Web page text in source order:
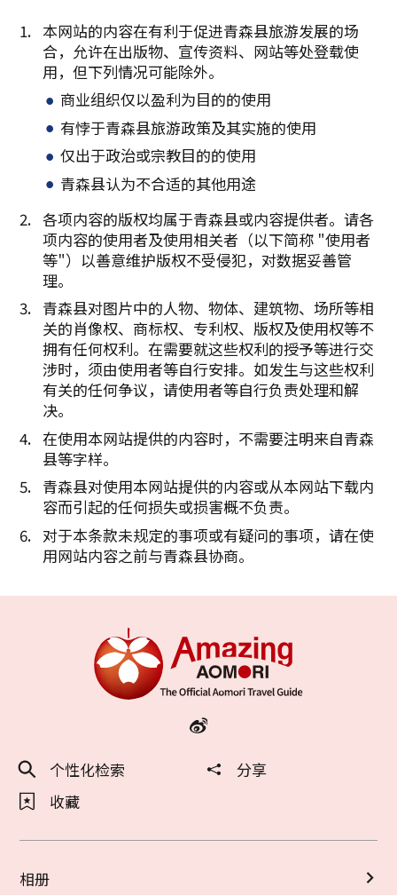
本网站的内容在有利于促进青森县旅游发展的场
合，允许在出版物、宣传资料、网站等处登载使
用，但下列情况可能除外。
商业组织仅以盈利为目的的使用
有悖于青森县旅游政策及其实施的使用
仅出于政治或宗教目的的使用
青森县认为不合适的其他用途
各项内容的版权均属于青森县或内容提供者。请各
项内容的使用者及使用相关者（以下简称 "使用者
等"）以善意维护版权不受侵犯，对数据妥善管
理。
青森县对图片中的人物、物体、建筑物、场所等相
关的肖像权、商标权、专利权、版权及使用权等不
拥有任何权利。在需要就这些权利的授予等进行交
涉时，须由使用者等自行安排。如发生与这些权利
有关的任何争议，请使用者等自行负责处理和解
决。
在使用本网站提供的内容时，不需要注明来自青森
县等字样。
青森县对使用本网站提供的内容或从本网站下载内
容而引起的任何损失或损害概不负责。
对于本条款未规定的事项或有疑问的事项，请在使
用网站内容之前与青森县协商。
个性化检索
分享
收藏
相册
复制链接